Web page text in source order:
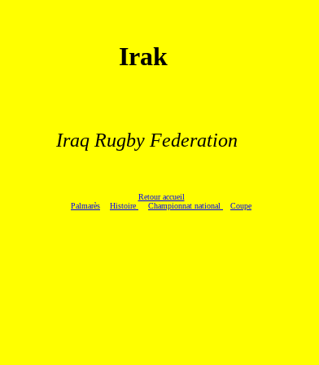
Irak
Iraq Rugby Federation
Retour accueil
Palmarès
Histoire Championnat national Coupe